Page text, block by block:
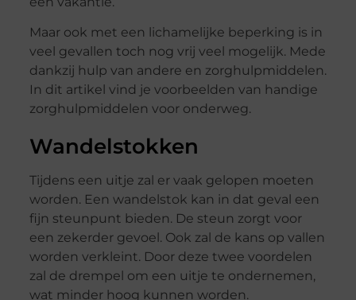
Maar ook met een lichamelijke beperking is in
veel gevallen toch nog vrij veel mogelijk. Mede
dankzij hulp van andere en zorghulpmiddelen.
In dit artikel vind je voorbeelden van handige
zorghulpmiddelen voor onderweg.
Wandelstokken
Tijdens een uitje zal er vaak gelopen moeten
worden. Een wandelstok kan in dat geval een
fijn steunpunt bieden. De steun zorgt voor
een zekerder gevoel. Ook zal de kans op vallen
worden verkleint. Door deze twee voordelen
zal de drempel om een uitje te ondernemen,
wat minder hoog kunnen worden.